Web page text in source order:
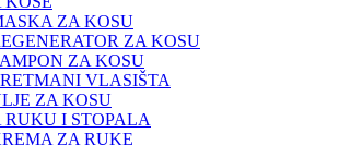
ZA KOSU
ZA KOSU
ZA KOSU
VLASIŠTA
ZA KOSU
RUKU I STOPALA
ZA RUKE